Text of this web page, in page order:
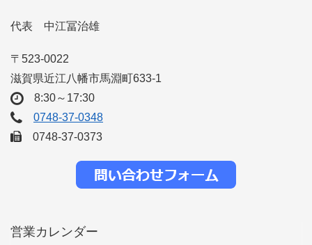
代表 中江冨治雄
〒523-0022
滋賀県近江八幡市馬淵町633-1
8:30～17:30
0748-37-0348
0748-37-0373
営業カレンダー